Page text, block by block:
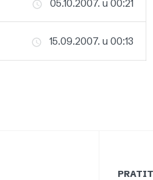
05.10.2007. u 00:21
15.09.2007. u 00:13